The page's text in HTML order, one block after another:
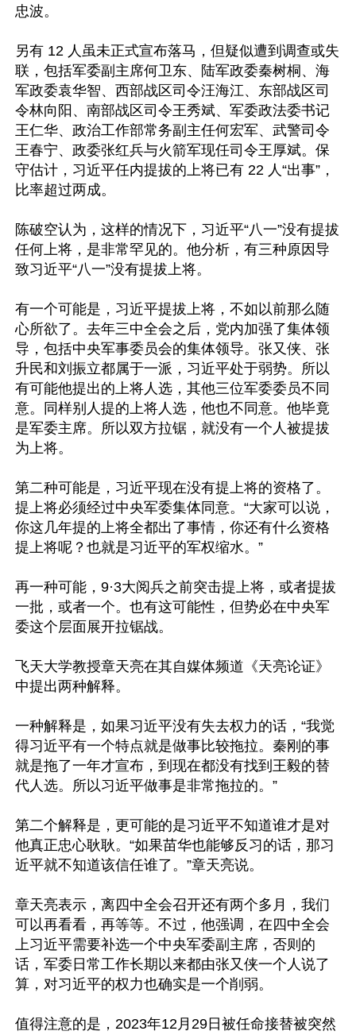
忠波。
另有 12 人虽未正式宣布落马，但疑似遭到调查或失
联，包括军委副主席何卫东、陆军政委秦树桐、海
军政委袁华智、西部战区司令汪海江、东部战区司
令林向阳、南部战区司令王秀斌、军委政法委书记
王仁华、政治工作部常务副主任何宏军、武警司令
王春宁、政委张红兵与火箭军现任司令王厚斌。保
守估计，习近平任内提拔的上将已有 22 人“出事”，
比率超过两成。
陈破空认为，这样的情况下，习近平“八一”没有提拔
任何上将，是非常罕见的。他分析，有三种原因导
致习近平“八一”没有提拔上将。
有一个可能是，习近平提拔上将，不如以前那么随
心所欲了。去年三中全会之后，党内加强了集体领
导，包括中央军事委员会的集体领导。张又侠、张
升民和刘振立都属于一派，习近平处于弱势。所以
有可能他提出的上将人选，其他三位军委委员不同
意。同样别人提的上将人选，他也不同意。他毕竟
是军委主席。所以双方拉锯，就没有一个人被提拔
为上将。
第二种可能是，习近平现在没有提上将的资格了。
提上将必须经过中央军委集体同意。“大家可以说，
你这几年提的上将全都出了事情，你还有什么资格
提上将呢？也就是习近平的军权缩水。”
再一种可能，9·3大阅兵之前突击提上将，或者提拔
一批，或者一个。也有这可能性，但势必在中央军
委这个层面展开拉锯战。
飞天大学教授章天亮在其自媒体频道《天亮论证》
中提出两种解释。
一种解释是，如果习近平没有失去权力的话，“我觉
得习近平有一个特点就是做事比较拖拉。秦刚的事
就是拖了一年才宣布，到现在都没有找到王毅的替
代人选。所以习近平做事是非常拖拉的。”
第二个解释是，更可能的是习近平不知道谁才是对
他真正忠心耿耿。“如果苗华也能够反习的话，那习
近平就不知道该信任谁了。”章天亮说。
章天亮表示，离四中全会召开还有两个多月，我们
可以再看看，再等等。不过，他强调，在四中全会
上习近平需要补选一个中央军委副主席，否则的
话，军委日常工作长期以来都由张又侠一个人说了
算，对习近平的权力也确实是一个削弱。
值得注意的是，2023年12月29日被任命接替被突然